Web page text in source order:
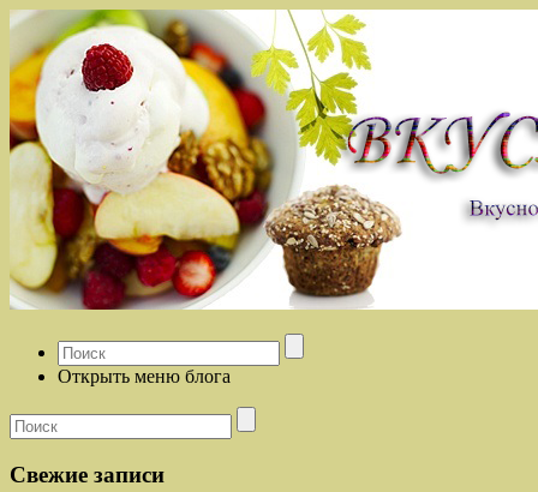
Открыть меню блога
Свежие записи